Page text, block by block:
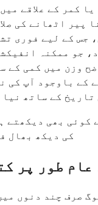
کمر کے علاقے
پیر اٹھانے کی
جس کے لیے فوری
جو ممکنہ
وزن میں کمی کے
کے باوجود آپ کی
تاریخ کے ساتھ نیا
کوئی بھی دیکھتے
کی دیکھ بھال
عام طور پر
صرف چند دنوں